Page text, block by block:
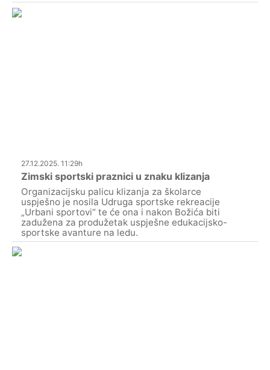
27.12.2025. 11:29h
Zimski sportski praznici u znaku klizanja
Organizacijsku palicu klizanja za školarce
uspješno je nosila Udruga sportske rekreacije
„Urbani sportovi“ te će ona i nakon Božića biti
zadužena za produžetak uspješne edukacijsko-
sportske avanture na ledu.